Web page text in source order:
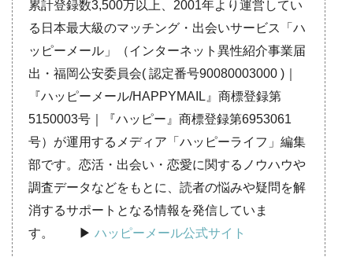
累計登録数3,500万以上、2001年より運営してい
る日本最大級のマッチング・出会いサービス「ハ
ッピーメール」（インターネット異性紹介事業届
出・福岡公安委員会( 認定番号90080003000 )｜
『ハッピーメール/HAPPYMAIL』商標登録第
5150003号｜『ハッピー』商標登録第6953061
号）が運用するメディア「ハッピーライフ」編集
部です。恋活・出会い・恋愛に関するノウハウや
調査データなどをもとに、読者の悩みや疑問を解
消するサポートとなる情報を発信していま
す。 ▶︎ ハッピーメール公式サイト